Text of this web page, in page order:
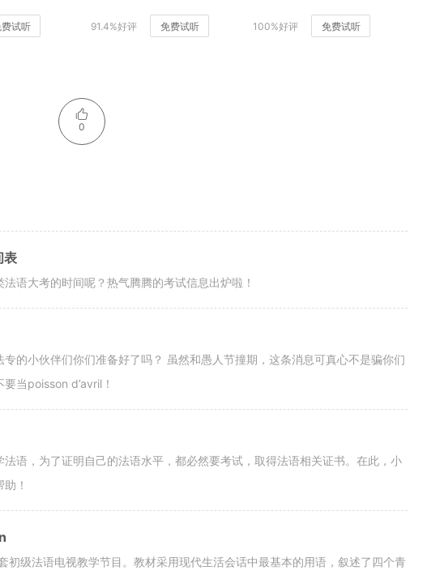
试听 91.4%好评 免费试听 100%好评 免费试听
0
表
语大考的时间呢？热气腾腾的考试信息出炉啦！
的小伙伴们你们准备好了吗？ 虽然和愚人节撞期，这条消息可真心不是骗你们
当poisson d’avril！
语，为了证明自己的法语水平，都必然要考试，取得法语相关证书。在此，小
！
初级法语电视教学节目。教材采用现代生活会话中最基本的用语，叙述了四个青